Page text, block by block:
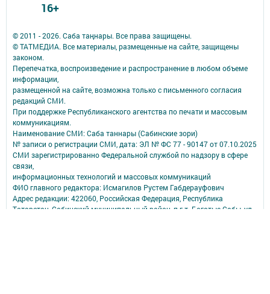
© 2011 - 2026. Саба таңнары. Все права защищены.
© ТАТМЕДИА. Все материалы, размещенные на сайте, защищены
законом.
Перепечатка, воспроизведение и распространение в любом объеме
информации,
размещенной на сайте, возможна только с письменного согласия
редакций СМИ.
При поддержке Республиканского агентства по печати и массовым
коммуникациям.
Наименование СМИ: Саба таннары (Сабинские зори)
№ записи о регистрации СМИ, дата: ЭЛ № ФС 77 - 90147 от 07.10.2025
СМИ зарегистрированно Федеральной службой по надзору в сфере
связи,
информационных технологий и массовых коммуникаций
ФИО главного редактора: Исмагилов Рустем Габдерауфович
Адрес редакции: 422060, Российская Федерация, Республика
Татарстан, Сабинский муниципальный район, п.г.т. Богатые Сабы, ул.
16+